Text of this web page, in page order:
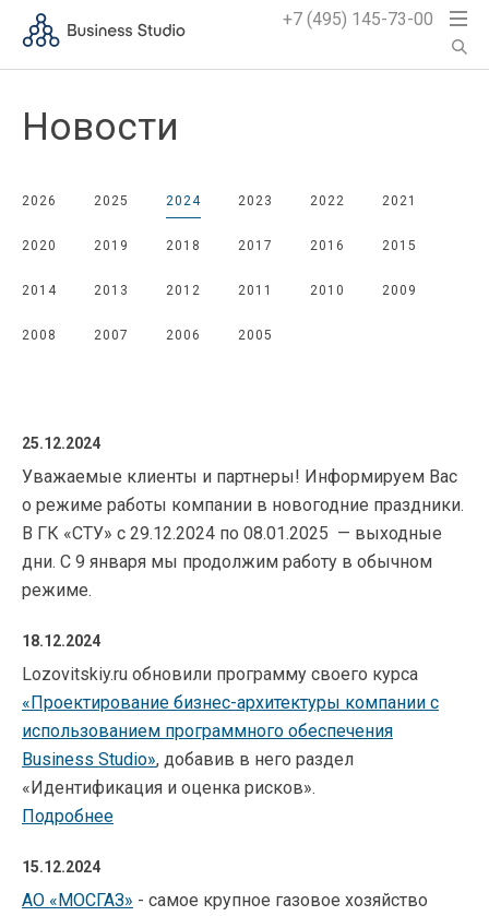
+7 (495) 145-73-00
Новости
2026 2025 2024 2023 2022 2021
2020 2019 2018 2017 2016 2015
2014 2013 2012 2011 2010 2009
2008 2007 2006 2005
25.12.2024
Уважаемые клиенты и партнеры! Информируем Вас
о режиме работы компании в новогодние праздники.
В ГК «СТУ» с 29.12.2024 по 08.01.2025 — выходные
дни. С 9 января мы продолжим работу в обычном
режиме.
18.12.2024
Lozovitskiy.ru обновили программу своего курса
«Проектирование бизнес-архитектуры компании с
использованием программного обеспечения
Business Studio», добавив в него раздел
«Идентификация и оценка рисков».
Подробнее
15.12.2024
АО «МОСГАЗ» - самое крупное газовое хозяйство